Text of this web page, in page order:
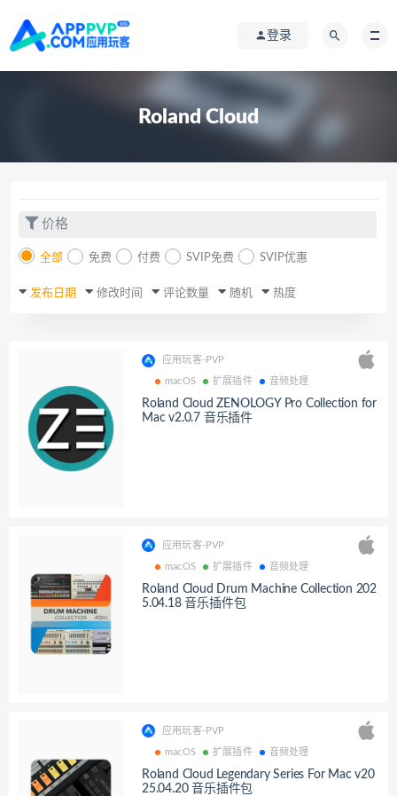
登录
Roland Cloud
价格
全部 免费 付费 SVIP免费 SVIP优惠
发布日期 修改时间 评论数量 随机 热度
应用玩客-PVP
macOS 扩展插件 音频处理
Roland Cloud ZENOLOGY Pro Collection for
Mac v2.0.7 音乐插件
应用玩客-PVP
macOS 扩展插件 音频处理
Roland Cloud Drum Machine Collection 202
5.04.18 音乐插件包
应用玩客-PVP
macOS 扩展插件 音频处理
Roland Cloud Legendary Series For Mac v20
25.04.20 音乐插件包